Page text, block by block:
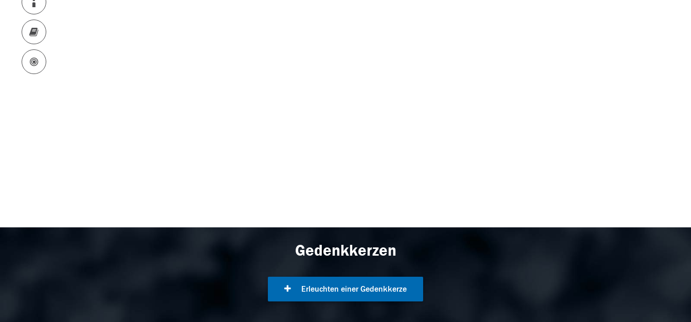
Gedenkkerzen
Erleuchten einer Gedenkkerze